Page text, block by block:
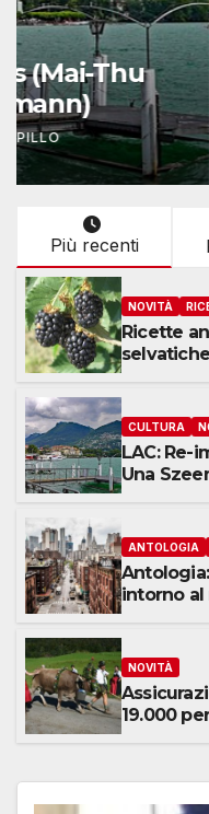
ANTOLOGIA
Antologia:
svizzera
Yosemite
07/08/2026
Più recenti
NOVITÀ
Ricette
CULTURA
LAC: Re-
Una
ANTOLOGIA
intorno al
NOVITÀ
19.000